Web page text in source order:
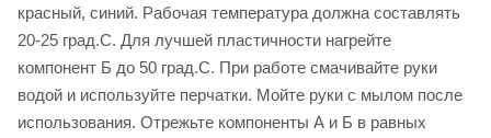
красный, синий. Рабочая температура должна составлять
20-25 град.С. Для лучшей пластичности нагрейте
компонент Б до 50 град.С. При работе смачивайте руки
водой и используйте перчатки. Мойте руки с мылом после
использования. Отрежьте компоненты А и Б в равных